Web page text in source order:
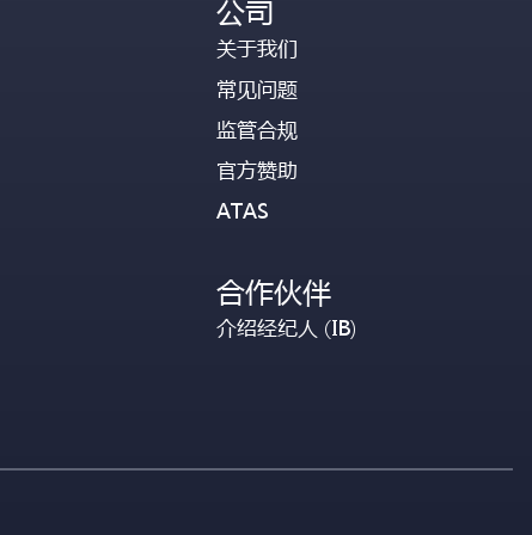
公司
关于我们
常见问题
监管合规
官方赞助
ATAS
合作伙伴
介绍经纪人 (IB)